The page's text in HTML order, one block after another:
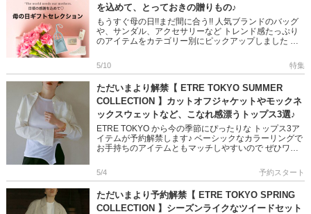
を込めて、とっておきの贈りもの♪
もうすぐ母の日!!まだ間に合う!! 人気ブランドのバッグ
や、サンダル、アクセサリーなど トレンド感たっぷり
のアイテムをカテゴリー別にピックアップしました 母
是非ご覧くだ […]
5/10 特集
ただいまより解禁【 ETRE TOKYO SUMMER
COLLECTION 】カットオフジャケットやモックネ
ックスウェットなど、こなれ感漂うトップス3選♪
ETRE TOKYO から今の季節にぴったりな トップス3ア
イテムが予約解禁します♪ ベーシックなカラーリングで
お手持ちのアイテムともマッチしやすいので ぜひワー
[…]
5/4 予約スタート
ただいまより予約解禁【 ETRE TOKYO SPRING
COLLECTION 】シーズンライクなツイードセット